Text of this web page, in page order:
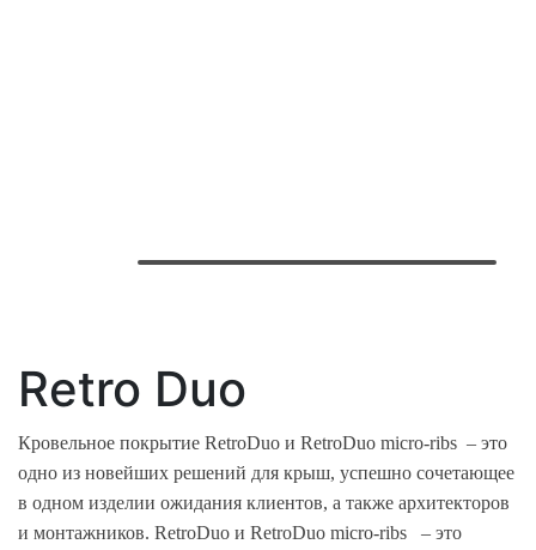
Retro Duo
Кровельное покрытие RetroDuo и RetroDuo micro-ribs – это
одно из новейших решений для крыш, успешно сочетающее
в одном изделии ожидания клиентов, а также архитекторов
и монтажников. RetroDuo и RetroDuo micro-ribs – это